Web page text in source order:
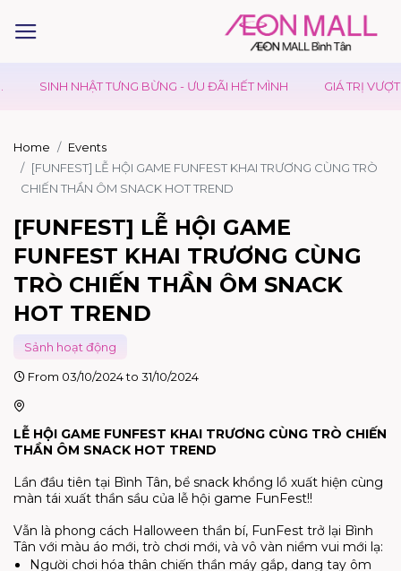
- ƯU ĐÃI HẾT MÌNH GIÁ TRỊ VƯỢT TRỘI KIDS CLUB -
Home
Events
[FUNFEST] LỄ HỘI GAME FUNFEST KHAI TRƯƠNG CÙNG TRÒ
CHIẾN THẦN ÔM SNACK HOT TREND
[FUNFEST] LỄ HỘI GAME
FUNFEST KHAI TRƯƠNG CÙNG
TRÒ CHIẾN THẦN ÔM SNACK
HOT TREND
Sảnh hoạt động
From 03/10/2024 to 31/10/2024
LỄ HỘI GAME FUNFEST KHAI TRƯƠNG CÙNG TRÒ CHIẾN
THẦN ÔM SNACK HOT TREND
Lần đầu tiên tại Bình Tân, bể snack khổng lồ xuất hiện cùng
màn tái xuất thần sầu của lễ hội game FunFest!!
Vẫn là phong cách Halloween thần bí, FunFest trở lại Bình
Tân với màu áo mới, trò chơi mới, và vô vàn niềm vui mới lạ:
Người chơi hóa thân chiến thần máy gắp, dang tay ôm